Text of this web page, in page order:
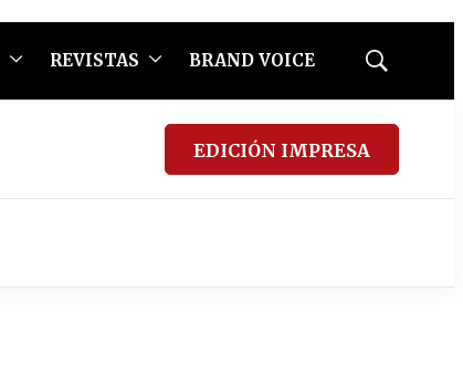
REVISTAS BRAND VOICE
Mostrar
EDICIÓN IMPRESA